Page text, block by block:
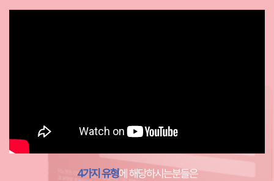
4가지 유형에 해당하시는분들은